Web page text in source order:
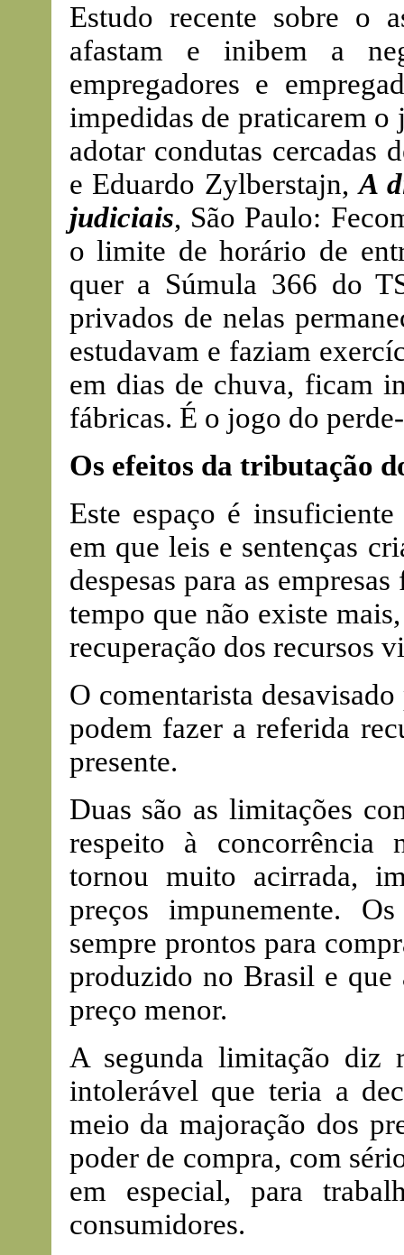
Estudo recente sobre o
afastam e inibem a
empregadores e
impedidas de praticarem o
adotar condutas cercadas
e Eduardo Zylberstajn,A
judiciais, São Paulo:
o limite de horário de
quer a Súmula 366 do
privados de nelas
estudavam e faziam
em dias de chuva, ficam
fábricas. É o jogo do
Os efeitos da tributação
Este espaço é
em que leis e sentenças
despesas para as
tempo que não existe
recuperação dos recursos
O comentarista
podem fazer a referida
presente.
Duas são as limitações
respeito à concorrência
tornou muito acirrada,
preços impunemente.
sempre prontos para
produzido no Brasil e que
preço menor.
A segunda limitação diz
intolerável que teria a
meio da majoração dos
poder de compra, com
em especial, para
consumidores.